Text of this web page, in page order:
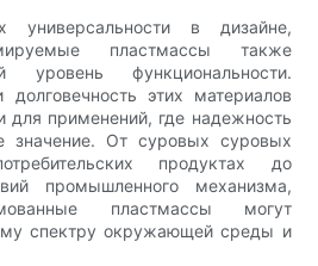
в дизайне,
пластмассы также
уровень функциональности.
этих материалов
для применений, где надежность
значение. От суровых суровых
продуктах до
промышленного механизма,
пластмассы могут
спектру окружающей среды и